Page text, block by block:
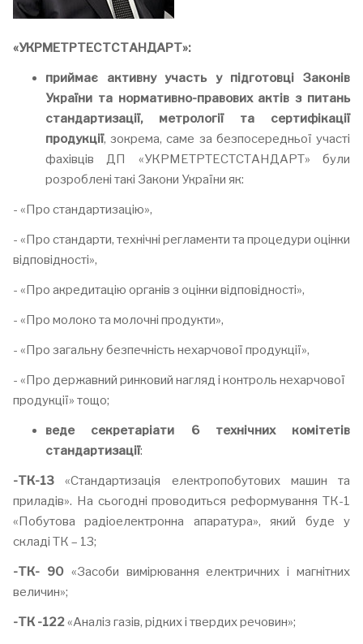
«УКРМЕТРТЕСТСТАНДАРТ»:
приймає активну участь у підготовці
Законів
України та нормативно-правових актів з питань
стандартизації, метрології та сертифікації
продукції, зокрема, саме за безпосередньої участі
фахівців ДП «УКРМЕТРТЕСТСТАНДАРТ» були
розроблені такі Закони України як:
- «Про стандартизацію»,
- «Про стандарти, технічні регламенти та процедури оцінки
відповідності»,
- «Про акредитацію органів з оцінки відповідності»,
- «Про молоко та молочні продукти»,
- «Про загальну безпечність нехарчової продукції»,
- «Про державний ринковий нагляд і контроль нехарчової
продукції» тощо;
веде секретаріати 6 технічних комітетів
стандартизації:
-ТК-13 «Стандартизація електропобутових машин та
приладів». На сьогодні проводиться реформування ТК-1
«Побутова радіоелектронна апаратура», який буде у
складі ТК – 13;
-ТК- 90 «Засоби вимірювання електричних і магнітних
величин»;
-ТК -122«Аналіз газів, рідких і твердих речовин»;